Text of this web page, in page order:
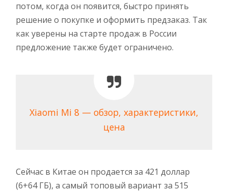
потом, когда он появится, быстро принять
решение о покупке и оформить предзаказ. Так
как уверены на старте продаж в России
предложение также будет ограничено.
Xiaomi Mi 8 — обзор, характеристики,
цена
Сейчас в Китае он продается за 421 доллар
(6+64 ГБ), а самый топовый вариант за 515